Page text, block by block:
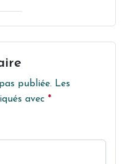
publiée. Les
avec *